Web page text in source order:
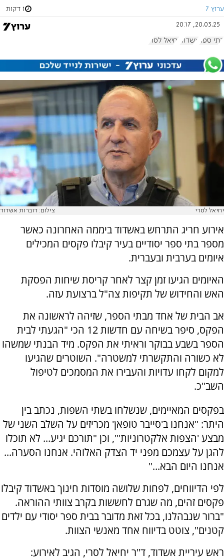
ערוץ 7 1 דקות
20.03.25, 20:17
בתי ספר אשדוד יחיאל לסרי
יחיאל לסרי צילום: דוברות אשדוד
אירוע חריג התרחש באשדוד ביממה האחרונה כאשר
מספר בתי ספר יסודיים בעיר קיבלו פקסים המכילים
איומים בערבית ובעברית.
האיומים הגיעו זמן קצר לאחר קריסת שיחות הפסקת
האש והחידוש של תקיפות צה"ל ברצועת עזה.
אב הבית של אחד מבתי הספר, שזיהה לראשונה את
הפקס, סיפר בשיחה עם חדשות 12 הכי "הגעתי לבית
הספר בשבע בבוקר וראיתי את הפקס. מיד הבנתי שמשהו
לא כשורה והתקשרתי למשטרה". השוטרים שהגיעו
למקום לקחו עדויות והעבירו את המסמכים לטיפול
השב"כ.
בפקסים המאיימים, שנשלחו בשתי השפות, נכתב בין
היתר: "אנחנו ב'סייבר טופאן' מכריזים על השלב השני של
מבצע 'הצפות אלקטרוניות'", וכן "תורכם יגיע... לא תוכלו
להגן על עצמכם מפני יד הצדק האלוהי. אנחנו הסערה...
אנחנו היום הבא..."
לפי הדיווחים, לפחות שלושה מוסדות חינוך באשדוד קיבלו
פקסים זהים, מה שגרם לחששות בקרב צוותי ההוראה.
"ברור שנבהלנו, בכל זאת מדובר בבית ספר יסודי עם ילדים
קטנים", צוטט בדיווח אחד מאנשי הצוות.
ראש עיריית אשדוד, ד"ר יחיאל לסרי, הגיב לאירוע: